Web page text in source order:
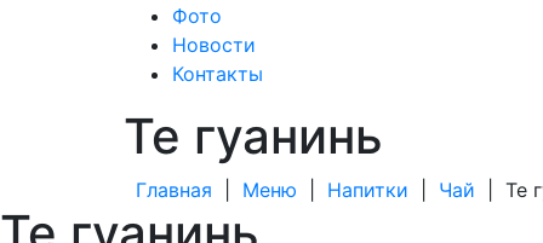
Фото
Новости
Контакты
Те гуанинь
Главная Меню Напитки Чай Те